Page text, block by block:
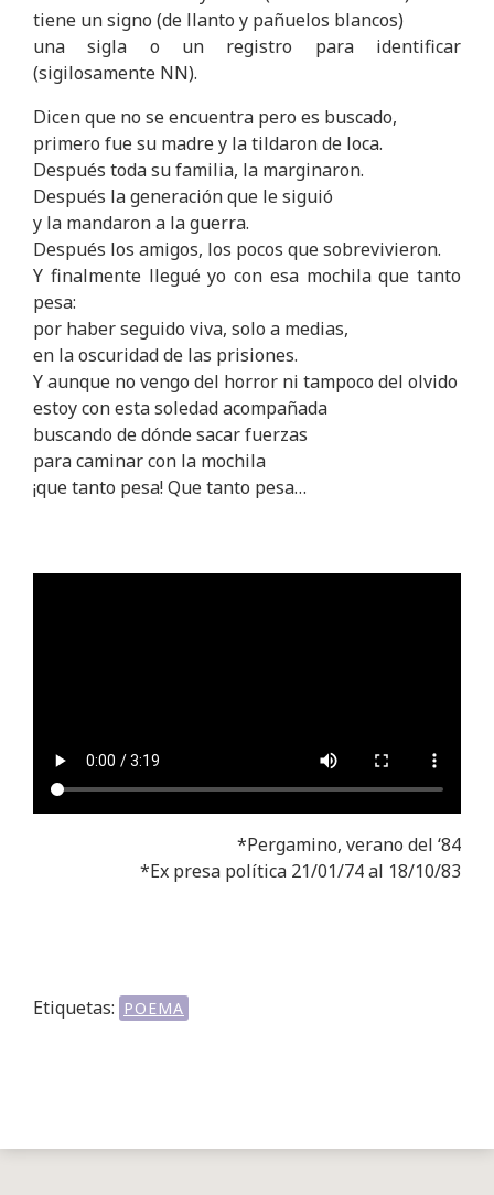
tiene un signo (de llanto y pañuelos blancos)
una sigla o un registro para identificar
(sigilosamente NN).
Dicen que no se encuentra pero es buscado,
primero fue su madre y la tildaron de loca.
Después toda su familia, la marginaron.
Después la generación que le siguió
y la mandaron a la guerra.
Después los amigos, los pocos que sobrevivieron.
Y finalmente llegué yo con esa mochila que tanto
pesa:
por haber seguido viva, solo a medias,
en la oscuridad de las prisiones.
Y aunque no vengo del horror ni tampoco del olvido
estoy con esta soledad acompañada
buscando de dónde sacar fuerzas
para caminar con la mochila
¡que tanto pesa! Que tanto pesa…
*Pergamino, verano del ‘84
*Ex presa política 21/01/74 al 18/10/83
Etiquetas: POEMA